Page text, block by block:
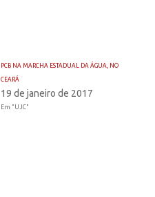
PCB NA MARCHA ESTADUAL DA ÁGUA, NO
CEARÁ
19 de janeiro de 2017
Em "UJC"